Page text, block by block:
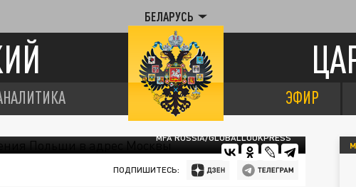
БЕЛАРУСЬ
ЭФИР
MFA RUSSIA/GLOBALLOOKPRESS
ПОДПИШИТЕСЬ: